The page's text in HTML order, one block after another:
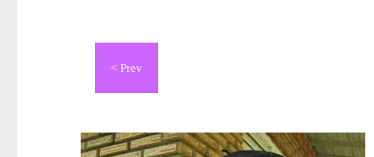
Navegación